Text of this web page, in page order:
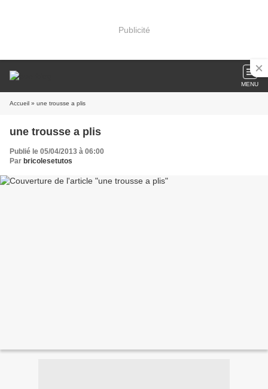
Publicité
MENU
Accueil » une trousse a plis
une trousse a plis
Publié le 05/04/2013 à 06:00
Par bricolesetutos